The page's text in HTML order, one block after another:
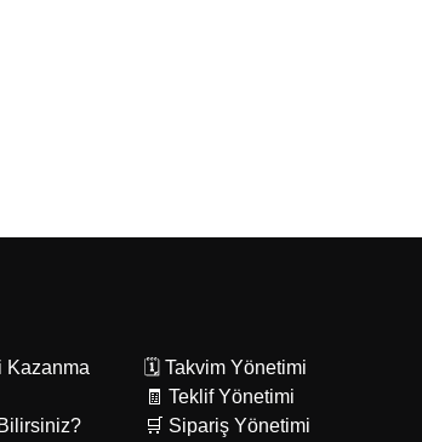
Kazanma
🗓️ Takvim Yönetimi
🧾 Teklif Yönetimi
🛒 Sipariş Yönetimi